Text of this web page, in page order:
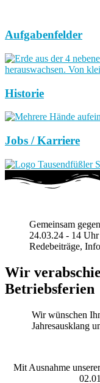
Aufgabenfelder
Historie
Jobs / Karriere
Gemeinsam
24.03.24 - 14 Uhr
Redebeiträge,
Wir
Betriebsferien
Wir wünschen
Jahresausklang
Mit Ausnahme